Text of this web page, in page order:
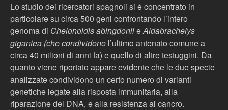
Lo studio dei ricercatori spagnoli si è concentrato in
particolare su circa 500 geni confrontando l’intero
genoma di Chelonoidis abingdoniieAldabrachelys
gigantea (che condividono l’ultimo antenato comune a
circa 40 milioni di anni fa) e quello di altre testuggini. Da
quanto viene riportato appare evidente che le due specie
analizzate condividono un certo numero di varianti
genetiche legate alla risposta immunitaria, alla
riparazione del DNA, e alla resistenza al cancro.